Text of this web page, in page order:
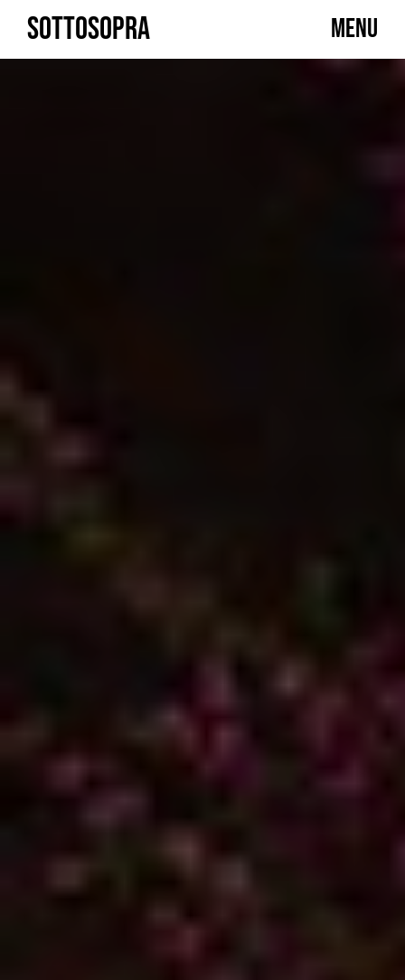
Skip
content
SOTTOSOPRA MENU